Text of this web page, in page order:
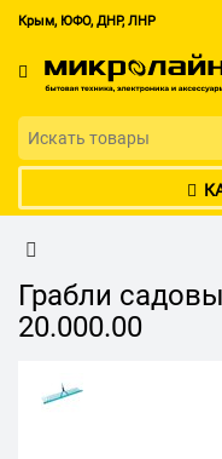
Крым, ЮФО, ДНР, ЛНР
Грабли
20.000.00